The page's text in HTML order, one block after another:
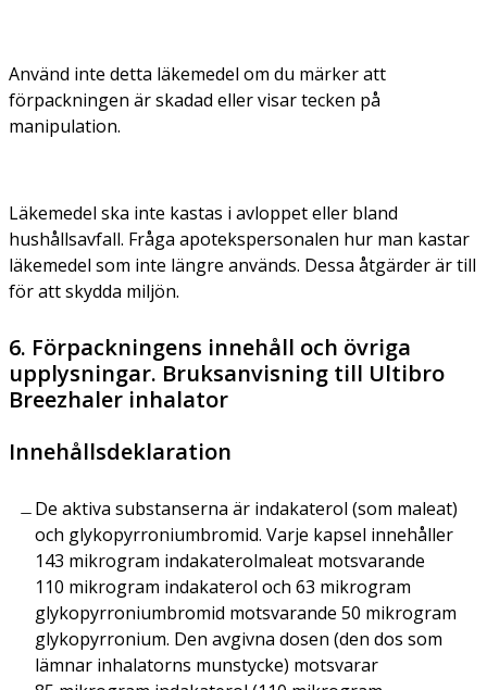
Använd inte detta läkemedel om du märker att
förpackningen är skadad eller visar tecken på
manipulation.
Läkemedel ska inte kastas i avloppet eller bland
hushållsavfall. Fråga apotekspersonalen hur man kastar
läkemedel som inte längre används. Dessa åtgärder är till
för att skydda miljön.
6. Förpackningens innehåll och övriga
upplysningar. Bruksanvisning till Ultibro
Breezhaler inhalator
Innehållsdeklaration
De aktiva substanserna är indakaterol (som maleat)
och glykopyrroniumbromid. Varje kapsel innehåller
143 mikrogram indakaterolmaleat motsvarande
110 mikrogram indakaterol och 63 mikrogram
glykopyrroniumbromid motsvarande 50 mikrogram
glykopyrronium. Den avgivna dosen (den dos som
lämnar inhalatorns munstycke) motsvarar